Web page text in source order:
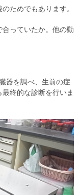
ためでもあります。
っていたか。他の動
器を調べ、生前の症
終的な診断を行いま